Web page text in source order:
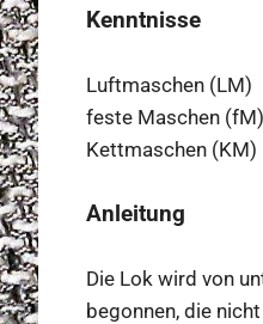
Kenntnisse
Luftmaschen (LM)
feste Maschen (fM)
Kettmaschen (KM)
Anleitung
Die Lok wird von
begonnen, die